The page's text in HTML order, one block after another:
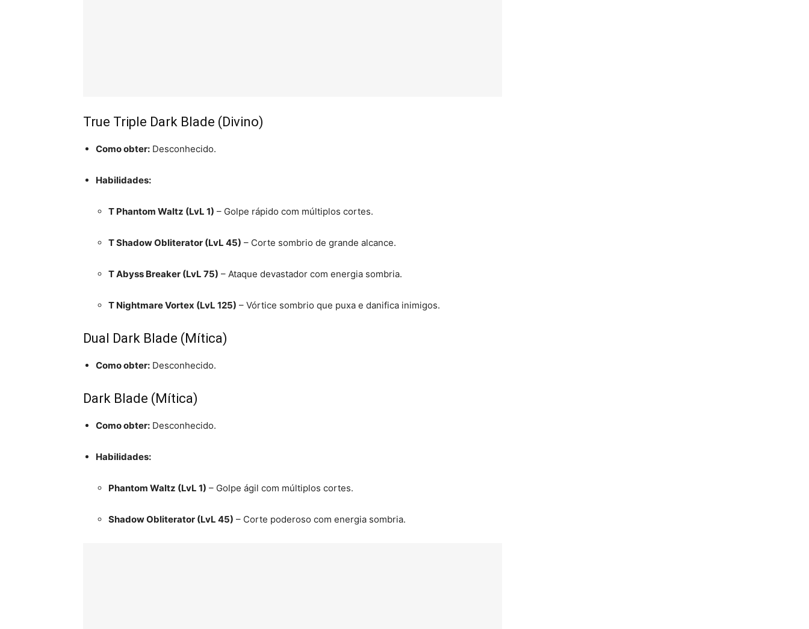
True Triple Dark Blade (Divino)
Como obter: Desconhecido.
Habilidades:
T Phantom Waltz (LvL 1) – Golpe rápido com múltiplos cortes.
T Shadow Obliterator (LvL 45) – Corte sombrio de grande alcance.
T Abyss Breaker (LvL 75) – Ataque devastador com energia sombria.
T Nightmare Vortex (LvL 125) – Vórtice sombrio que puxa e danifica inimigos.
Dual Dark Blade (Mítica)
Como obter: Desconhecido.
Dark Blade (Mítica)
Como obter: Desconhecido.
Habilidades:
Phantom Waltz (LvL 1) – Golpe ágil com múltiplos cortes.
Shadow Obliterator (LvL 45) – Corte poderoso com energia sombria.